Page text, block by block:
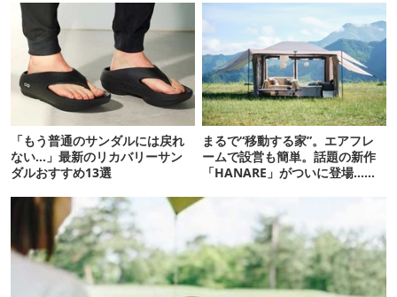
「もう普通のサンダルには戻れ
ない…」最新のリカバリーサン
ダルおすすめ13選
まるで“移動する家”。エアフレ
ームで設営も簡単。話題の新作
「HANARE」がついに登場…！